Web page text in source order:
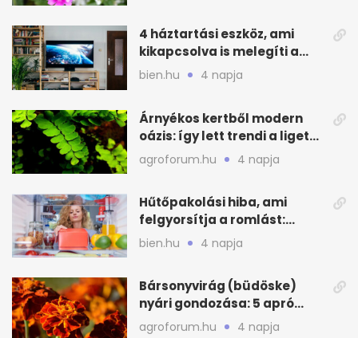
4 háztartási eszköz, ami
kikapcsolva is melegíti a
lakást
bien.hu 4 napja
Árnyékos kertből modern
oázis: így lett trendi a ligetes
zöld
agroforum.hu 4 napja
Hűtőpakolási hiba, ami
felgyorsítja a romlást:
zónákra figyelj
bien.hu 4 napja
Bársonyvirág (büdöske)
nyári gondozása: 5 apró
lépés a dús virágzásért
agroforum.hu 4 napja